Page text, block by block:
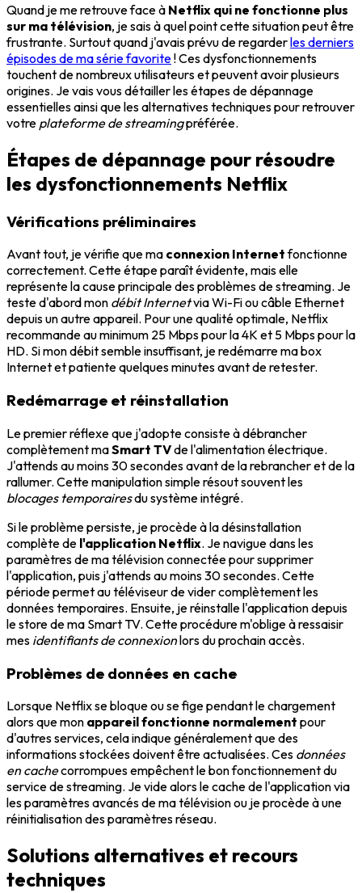
Quand je me retrouve face à Netflix qui ne fonctionne plus
sur ma télévision, je sais à quel point cette situation peut être
frustrante. Surtout quand j'avais prévu de regarderles derniers
épisodes de ma série favorite! Ces dysfonctionnements
touchent de nombreux utilisateurs et peuvent avoir plusieurs
origines. Je vais vous détailler les étapes de dépannage
essentielles ainsi que les alternatives techniques pour retrouver
votre plateforme de streamingpréférée.
Étapes de dépannage pour résoudre
les dysfonctionnements Netflix
Vérifications préliminaires
Avant tout, je vérifie que ma connexion Internetfonctionne
correctement. Cette étape paraît évidente, mais elle
représente la cause principale des problèmes de streaming. Je
teste d'abord mon débit Internetvia Wi-Fi ou câble Ethernet
depuis un autre appareil. Pour une qualité optimale, Netflix
recommande au minimum 25 Mbps pour la 4K et 5 Mbps pour la
HD. Si mon débit semble insuffisant, je redémarre ma box
Internet et patiente quelques minutes avant de retester.
Redémarrage et réinstallation
Le premier réflexe que j'adopte consiste à débrancher
complètement maSmart TVde l'alimentation électrique.
J'attends au moins 30 secondes avant de la rebrancher et de la
rallumer. Cette manipulation simple résout souvent les
blocages temporairesdu système intégré.
Si le problème persiste, je procède à la désinstallation
complète de l'application Netflix. Je navigue dans les
paramètres de ma télévision connectée pour supprimer
l'application, puis j'attends au moins 30 secondes. Cette
période permet au téléviseur de vider complètement les
données temporaires. Ensuite, je réinstalle l'application depuis
le store de ma Smart TV. Cette procédure m'oblige à ressaisir
mes identifiants de connexionlors du prochain accès.
Problèmes de données en cache
Lorsque Netflix se bloque ou se fige pendant le chargement
alors que mon appareil fonctionne normalement pour
d'autres services, cela indique généralement que des
informations stockées doivent être actualisées. Ces données
en cachecorrompues empêchent le bon fonctionnement du
service de streaming. Je vide alors le cache de l'application via
les paramètres avancés de ma télévision ou je procède à une
réinitialisation des paramètres réseau.
Solutions alternatives et recours
techniques